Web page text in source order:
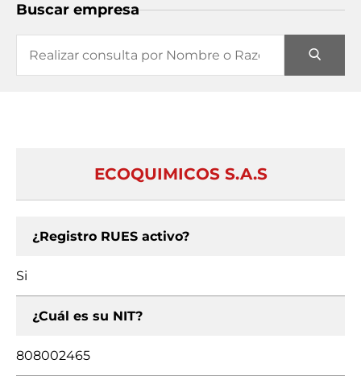
Buscar empresa
ECOQUIMICOS S.A.S
¿Registro RUES activo?
Si
¿Cuál es su NIT?
808002465